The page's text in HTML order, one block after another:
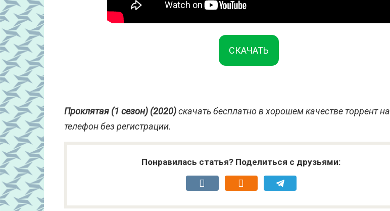
СКАЧАТЬ
Проклятая (1 сезон) (2020)скачать бесплатно в хорошем качестве торрент на
телефон без регистрации.
Понравилась статья? Поделиться с друзьями: